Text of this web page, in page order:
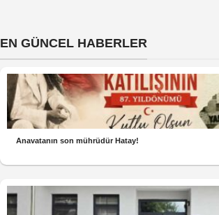
EN GÜNCEL HABERLER
Anavatanın son mührüdür Hatay!